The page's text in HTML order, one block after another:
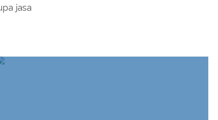
jasa